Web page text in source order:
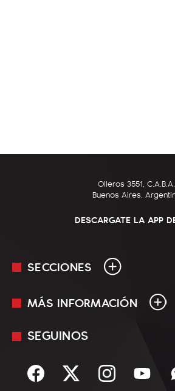
Olleros 3551, C.A.B.A.
Buenos Aires,
DESCARGATE LA APP
SECCIONES
En Vivo
Sociedad
MÁS INFORMACIÓN
Mediakit
Términos y condiciones
SEGUINOS